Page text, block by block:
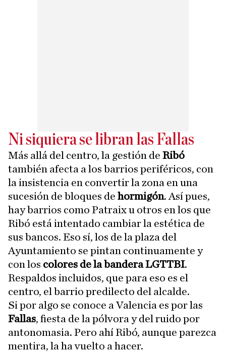
Ni siquiera se libran las Fallas
Más allá del centro, la gestión de Ribó
también afecta a los barrios periféricos, con
la insistencia en convertir la zona en una
sucesión de bloques de hormigón. Así pues,
hay barrios como Patraix u otros en los que
Ribó está intentado cambiar la estética de
sus bancos. Eso sí, los de la plaza del
Ayuntamiento se pintan continuamente y
con los colores de la bandera LGTTBI.
Respaldos incluidos, que para eso es el
centro, el barrio predilecto del alcalde.
Si por algo se conoce a Valencia es por las
Fallas, fiesta de la pólvora y del ruido por
antonomasia. Pero ahí Ribó, aunque parezca
mentira, la ha vuelto a hacer.